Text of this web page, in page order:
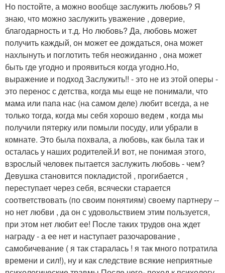
Но постойте, а можно вообще заслужить любовь? Я
знаю, что можно заслужить уважение , доверие,
благодарность и т.д. Но любовь? Да, любовь может
получить каждый, он может ее дождаться, она может
нахлынуть и поглотить тебя неожиданно , она может
быть где угодно и проявиться когда угодно.Но,
выражение и подход Заслужить!! - это не из этой оперы -
это перенос с детства, когда мы еще не понимали, что
мама или папа нас (на самом деле) любит всегда, а не
только тогда, когда мы себя хорошо ведем , когда мы
получили пятерку или помыли посуду, или убрали в
комнате. Это была похвала, а любовь, как была так и
осталась у наших родителей.И вот, не понимая этого,
взрослый человек пытается заслужить любовь - чем?
Девушка становится покладистой , прогибается ,
переступает через себя, всячески старается
соответствовать (по своим понятиям) своему партнеру --
но нет любви , да он с удовольствием этим пользуется,
при этом нет любит ее! После таких трудов она ждет
награду - а ее нет и наступает разочарование ,
самобичевание ( я так старалась ! я так много потратила
времени и сил!), ну и как следствие всякие неприятные